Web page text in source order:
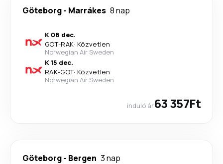
Göteborg- Marrákes 8 nap
K 08 dec.
GOT-RAK· Közvetlen
Norwegian Air Sweden
K 15 dec.
RAK-GOT· Közvetlen
Norwegian Air Sweden
induló ár63 357Ft
Göteborg- Bergen 3 nap